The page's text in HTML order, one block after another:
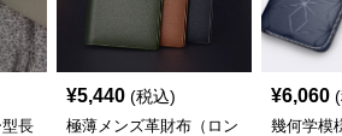
長
¥5,440 (税込)
極薄メンズ革財布（ロン
¥6,060
幾何学模